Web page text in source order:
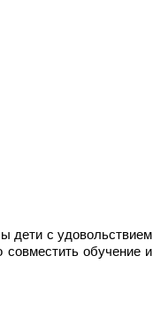
дети с удовольствием
совместить обучение и